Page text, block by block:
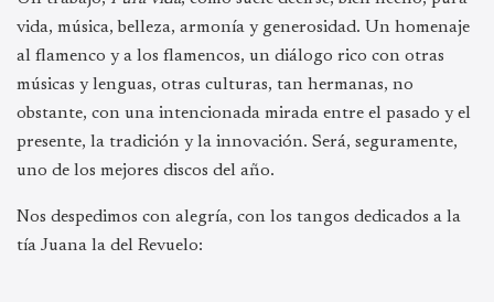
vida, música, belleza, armonía y generosidad. Un homenaje
al flamenco y a los flamencos, un diálogo rico con otras
músicas y lenguas, otras culturas, tan hermanas, no
obstante, con una intencionada mirada entre el pasado y el
presente, la tradición y la innovación. Será, seguramente,
uno de los mejores discos del año.
Nos despedimos con alegría, con los tangos dedicados a la
tía Juana la del Revuelo: